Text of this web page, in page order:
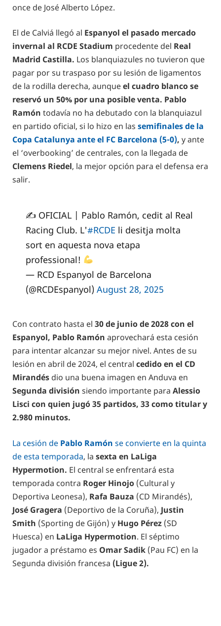
once de José Alberto López.
El de Calviá llegó al Espanyol el pasado mercado
invernal al RCDE Stadium procedente del Real
Madrid Castilla. Los blanquiazules no tuvieron que
pagar por su traspaso por su lesión de ligamentos
de la rodilla derecha, aunqueel cuadro blanco se
reservó un 50% por una posible venta. Pablo
Ramón todavía no ha debutado con la blanquiazul
en partido oficial, si lo hizo en las semifinales de la
Copa Catalunya ante el FC Barcelona (5-0), y ante
el ‘overbooking’ de centrales, con la llegada de
Clemens Riedel, la mejor opción para el defensa era
salir.
✍️ OFICIAL | Pablo Ramón, cedit al Real
Racing Club. L'#RCDE li desitja molta
sort en aquesta nova etapa
professional!
— RCD Espanyol de Barcelona
(@RCDEspanyol) August 28, 2025
Con contrato hasta el 30 de junio de 2028 con el
Espanyol, Pablo Ramón aprovechará esta cesión
para intentar alcanzar su mejor nivel. Antes de su
lesión en abril de 2024, el central cedido en el CD
Mirandés dio una buena imagen en Anduva en
Segunda división siendo importante para Alessio
Lisci con quien jugó 35 partidos, 33 como titular y
2.980 minutos.
La cesión de Pablo Ramón se convierte en la quinta
de esta temporada, la sexta en LaLiga
Hypermotion. El central se enfrentará esta
temporada contra Roger Hinojo (Cultural y
Deportiva Leonesa), Rafa Bauza (CD Mirandés),
José Gragera (Deportivo de la Coruña), Justin
Smith (Sporting de Gijón) y Hugo Pérez (SD
Huesca) en LaLiga Hypermotion. El séptimo
jugador a préstamo es Omar Sadik (Pau FC) en la
Segunda división francesa (Ligue 2).